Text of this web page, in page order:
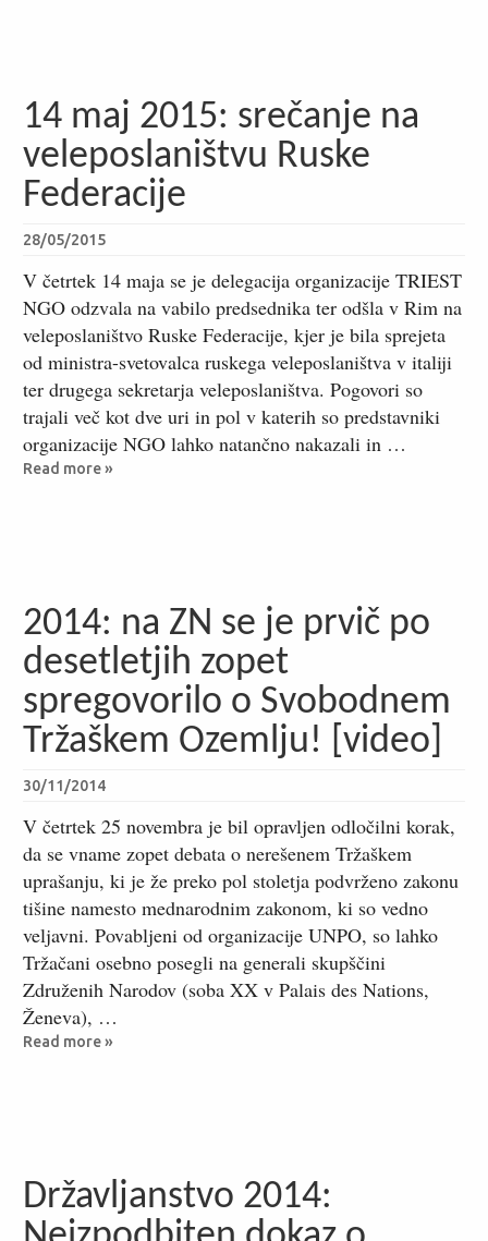
14 maj 2015: srečanje na
veleposlaništvu Ruske
Federacije
28/05/2015
V četrtek 14 maja se je delegacija organizacije TRIEST
NGO odzvala na vabilo predsednika ter odšla v Rim na
veleposlaništvo Ruske Federacije, kjer je bila sprejeta
od ministra-svetovalca ruskega veleposlaništva v italiji
ter drugega sekretarja veleposlaništva. Pogovori so
trajali več kot dve uri in pol v katerih so predstavniki
organizacije NGO lahko natančno nakazali in …
Read more »
2014: na ZN se je prvič po
desetletjih zopet
spregovorilo o Svobodnem
Tržaškem Ozemlju! [video]
30/11/2014
V četrtek 25 novembra je bil opravljen odločilni korak,
da se vname zopet debata o nerešenem Tržaškem
uprašanju, ki je že preko pol stoletja podvrženo zakonu
tišine namesto mednarodnim zakonom, ki so vedno
veljavni. Povabljeni od organizacije UNPO, so lahko
Tržačani osebno posegli na generali skupščini
Združenih Narodov (soba XX v Palais des Nations,
Ženeva), …
Read more »
Državljanstvo 2014: